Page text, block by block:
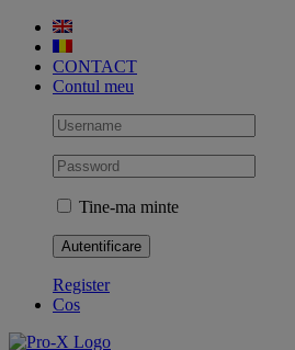
Skip
contentCONTACT
Contul meu
Tine-ma minte
Register
Cos